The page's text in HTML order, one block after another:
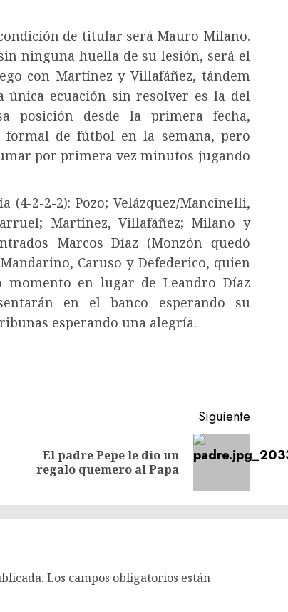
de titular será Mauro Milano.
ninguna huella de su lesión, será el
con Martínez y Villafáñez, tándem
única ecuación sin resolver es la del
posición desde la primera fecha,
de fútbol en la semana, pero
por primera vez minutos jugando
2-2-2): Pozo; Velázquez/Mancinelli,
Martínez, Villafáñez; Milano y
Marcos Díaz (Monzón quedó
Caruso y Defederico, quien
en lugar de Leandro Díaz
en el banco esperando su
esperando una alegría.
Entrada
anterior:
Siguiente
Siguiente
entrada:
El padre Pepe le dio un
regalo quemero al Papa
Los campos obligatorios están